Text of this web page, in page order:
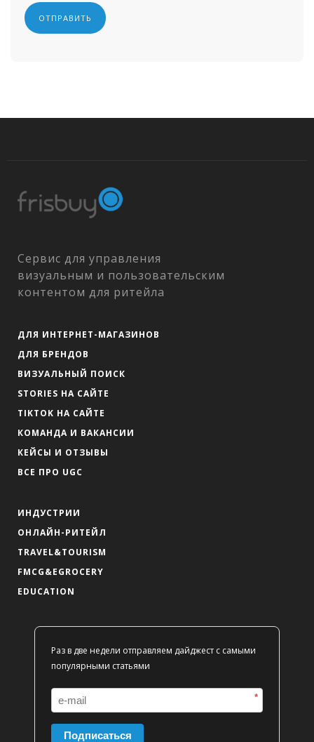
Сервис для управления
визуальным и пользовательским
контентом для ритейла
ДЛЯ ИНТЕРНЕТ-МАГАЗИНОВ
ДЛЯ БРЕНДОВ
ВИЗУАЛЬНЫЙ ПОИСК
STORIES НА САЙТЕ
TIKTOK НА САЙТЕ
КОМАНДА И ВАКАНСИИ
КЕЙСЫ И ОТЗЫВЫ
ВСЕ ПРО UGC
ИНДУСТРИИ
ОНЛАЙН-РИТЕЙЛ
TRAVEL&TOURISM
FMCG&EGROCERY
EDUCATION
Раз в две недели отправляем дайджест с самыми
популярными статьями
*
Подписаться